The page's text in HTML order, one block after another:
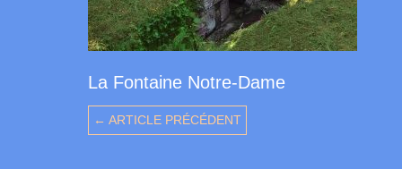
La Fontaine Notre-Dame
← ARTICLE PRÉCÉDENT